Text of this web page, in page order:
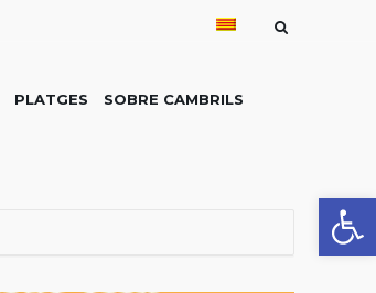
Obre
PLATGES SOBRE CAMBRILS